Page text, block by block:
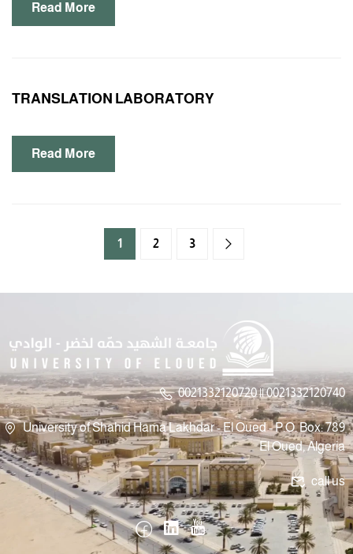
Read More
TRANSLATION LABORATORY
Read More
1 2 3
0021332120720 || 0021332120740
University of Shahid Hama Lakhdar - El Oued - P.O. Box: 789
El Oued, Algeria
call us